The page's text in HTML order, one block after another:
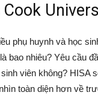
phụ huynh và học
là bao nhiêu? Yêu cầu
viên không? HISA
toàn diện hơn về